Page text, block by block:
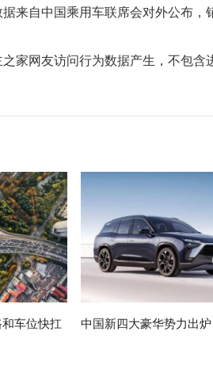
自中国乘用车联席会对外公布，
网友访问行为数据产生，不包含
车位快扛
中国新四大豪华势力出炉